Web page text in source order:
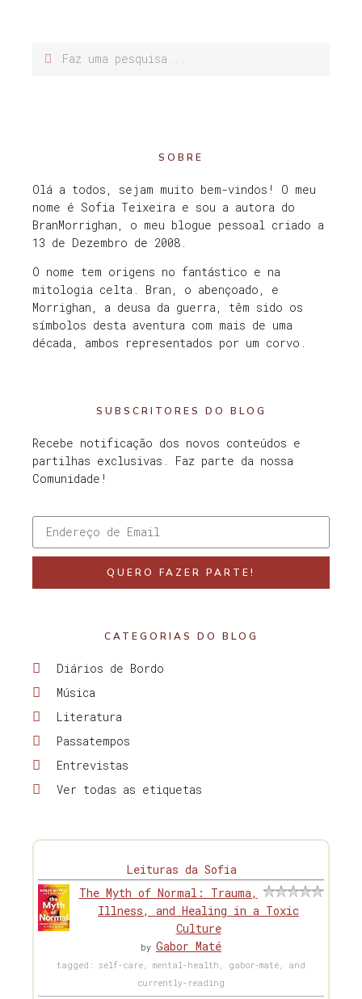
SOBRE
Olá a todos, sejam muito bem-vindos! O meu
nome é Sofia Teixeira e sou a autora do
BranMorrighan, o meu blogue pessoal criado a
13 de Dezembro de 2008.
O nome tem origens no fantástico e na
mitologia celta. Bran, o abençoado, e
Morrighan, a deusa da guerra, têm sido os
símbolos desta aventura com mais de uma
década, ambos representados por um corvo.
SUBSCRITORES DO BLOG
Recebe notificação dos novos conteúdos e
partilhas exclusivas. Faz parte da nossa
Comunidade!
QUERO FAZER PARTE!
CATEGORIAS DO BLOG
Diários de Bordo
Música
Literatura
Passatempos
Entrevistas
Ver todas as etiquetas
Leituras da Sofia
The Myth of Normal: Trauma,
Illness, and Healing in a Toxic
Culture
by Gabor Maté
tagged: self-care, mental-health, gabor-maté, and
currently-reading